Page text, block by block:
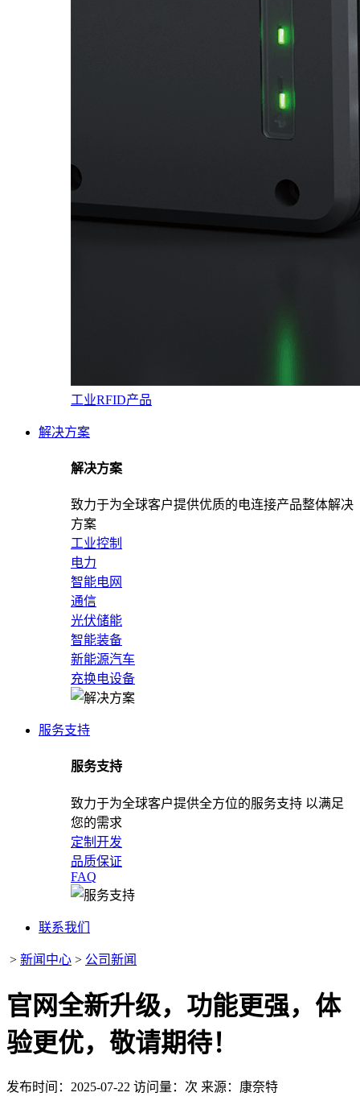
工业RFID产品
解决方案
解决方案
致力于为全球客户提供优质的电连接产品整体解决
方案
工业控制
电力
智能电网
通信
光伏储能
智能装备
新能源汽车
充换电设备
服务支持
服务支持
致力于为全球客户提供全方位的服务支持 以满足
您的需求
定制开发
品质保证
FAQ
联系我们
> 新闻中心 > 公司新闻
官网全新升级，功能更强，体
验更优，敬请期待！
发布时间：2025-07-22 访问量： 次 来源：康奈特